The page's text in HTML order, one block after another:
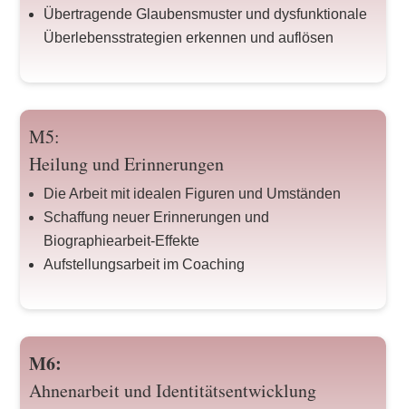
Übertragende Glaubensmuster und dysfunktionale
Überlebensstrategien erkennen und auflösen
M5:
Heilung und Erinnerungen
Die Arbeit mit idealen Figuren und Umständen
Schaffung neuer Erinnerungen und
Biographiearbeit-Effekte
Aufstellungsarbeit im Coaching
M6:
Ahnenarbeit und Identitätsentwicklung